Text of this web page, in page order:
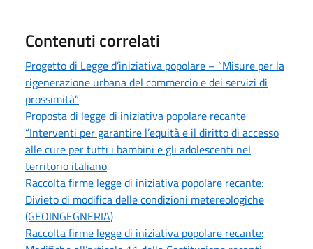
Contenuti correlati
Progetto di Legge d’iniziativa popolare – “Misure per la
rigenerazione urbana del commercio e dei servizi di
prossimità”
Proposta di legge di iniziativa popolare recante
“Interventi per garantire l’equità e il diritto di accesso
alle cure per tutti i bambini e gli adolescenti nel
territorio italiano
Raccolta firme legge di iniziativa popolare recante:
Divieto di modifica delle condizioni metereologiche
(GEOINGEGNERIA)
Raccolta firme legge di iniziativa popolare recante: